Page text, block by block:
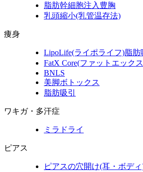
脂肪幹細胞注入豊胸
乳頭縮小(乳管温存法)
痩身
LipoLife(ライポライフ)脂肪
FatX Core(ファットエック
BNLS
美脚ボトックス
脂肪吸引
ワキガ・多汗症
ミラドライ
ピアス
ピアスの穴開け(耳・ボデ